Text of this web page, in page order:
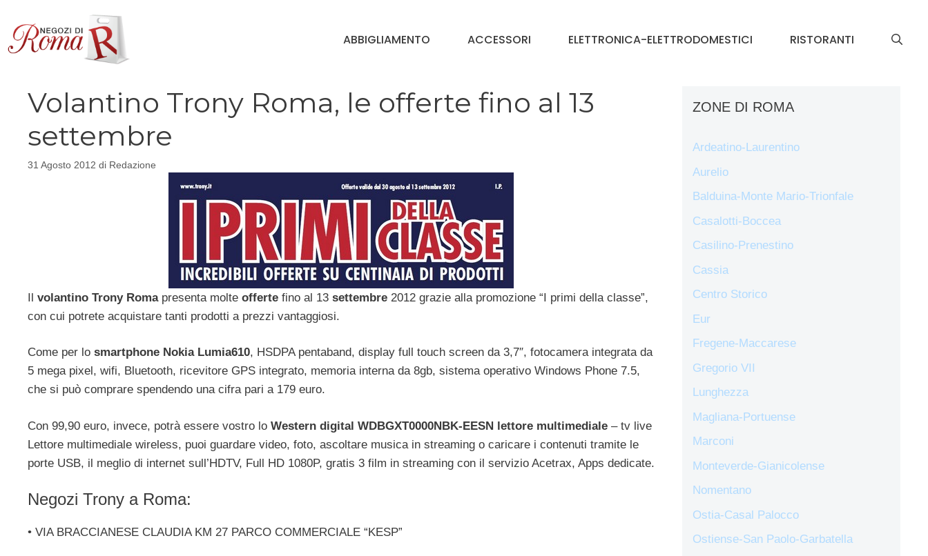
contenuto
ABBIGLIAMENTO ACCESSORI ELETTRONICA-ELETTRODOMESTICI RISTORANTI
Volantino Trony Roma, le offerte fino al 13
settembre
31 Agosto 2012 di Redazione
Il volantino Trony Romapresenta molte offerte fino al 13 settembre 2012 grazie alla promozione “I primi della classe”,
con cui potrete acquistare tanti prodotti a prezzi vantaggiosi.
Come per lo smartphone Nokia Lumia610, HSDPA pentaband, display full touch screen da 3,7″, fotocamera integrata da
5 mega pixel, wifi, Bluetooth, ricevitore GPS integrato, memoria interna da 8gb, sistema operativo Windows Phone 7.5,
che si può comprare spendendo una cifra pari a 179 euro.
Con 99,90 euro, invece, potrà essere vostro lo Western digital WDBGXT0000NBK-EESN lettore multimediale – tv live
Lettore multimediale wireless, puoi guardare video, foto, ascoltare musica in streaming o caricare i contenuti tramite le
porte USB, il meglio di internet sull’HDTV, Full HD 1080P, gratis 3 film in streaming con il servizio Acetrax, Apps dedicate.
Negozi Trony a Roma:
• VIA BRACCIANESE CLAUDIA KM 27 PARCO COMMERCIALE “KESP”
ZONE DI ROMA
Ardeatino-Laurentino
Aurelio
Balduina-Monte Mario-Trionfale
Casalotti-Boccea
Casilino-Prenestino
Cassia
Centro Storico
Eur
Fregene-Maccarese
Gregorio VII
Lunghezza
Magliana-Portuense
Marconi
Monteverde-Gianicolense
Nomentano
Ostia-Casal Palocco
Ostiense-San Paolo-Garbatella